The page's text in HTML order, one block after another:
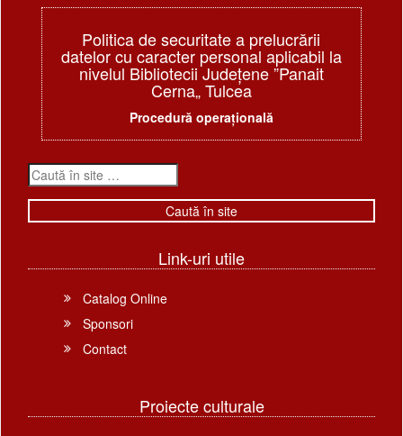
Politica de securitate a prelucrării
datelor cu caracter personal aplicabil la
nivelul Bibliotecii Judeţene ”Panait
Cerna„ Tulcea
Procedură operațională
Link-uri utile
Catalog Online
Sponsori
Contact
Proiecte culturale